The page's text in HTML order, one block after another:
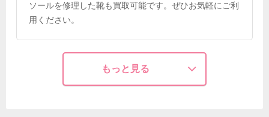
ソールを修理した靴も買取可能です。ぜひお気軽にご利
用ください。
もっと見る